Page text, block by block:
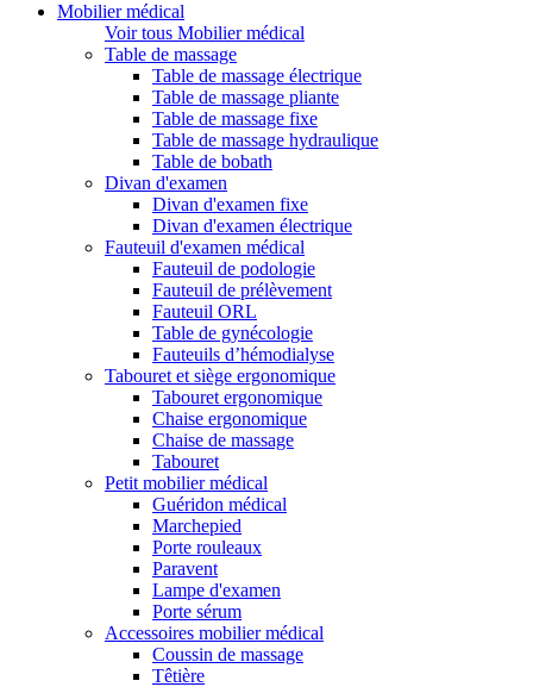
Mobilier médical
Voir tous Mobilier médical
Table de massage
Table de massage électrique
Table de massage pliante
Table de massage fixe
Table de massage hydraulique
Table de bobath
Divan d'examen
Divan d'examen fixe
Divan d'examen électrique
Fauteuil d'examen médical
Fauteuil de podologie
Fauteuil de prélèvement
Fauteuil ORL
Table de gynécologie
Fauteuils d’hémodialyse
Tabouret et siège ergonomique
Tabouret ergonomique
Chaise ergonomique
Chaise de massage
Tabouret
Petit mobilier médical
Guéridon médical
Marchepied
Porte rouleaux
Paravent
Lampe d'examen
Porte sérum
Accessoires mobilier médical
Coussin de massage
Têtière